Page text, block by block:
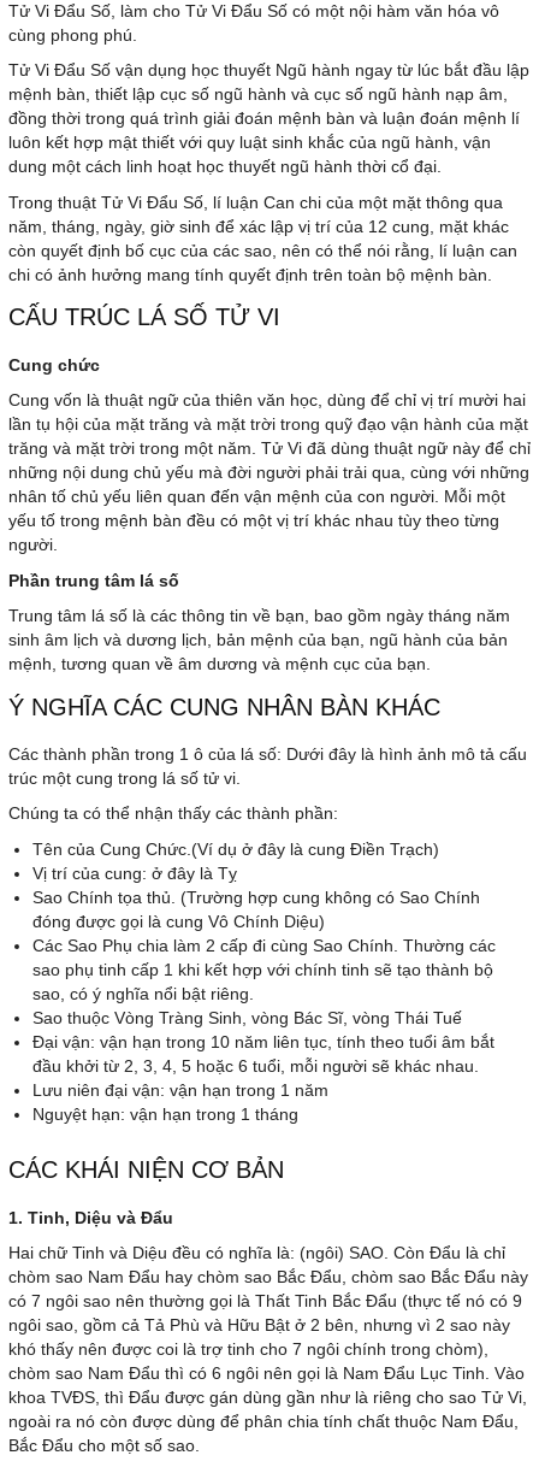
Tử Vi Đẩu Số, làm cho Tử Vi Đẩu Số có một nội hàm văn hóa vô
cùng phong phú.
Tử Vi Đẩu Số vận dụng học thuyết Ngũ hành ngay từ lúc bắt đầu lập
mệnh bàn, thiết lập cục số ngũ hành và cục số ngũ hành nạp âm,
đồng thời trong quá trình giải đoán mệnh bàn và luận đoán mệnh lí
luôn kết hợp mật thiết với quy luật sinh khắc của ngũ hành, vận
dung một cách linh hoạt học thuyết ngũ hành thời cổ đại.
Trong thuật Tử Vi Đẩu Số, lí luận Can chi của một mặt thông qua
năm, tháng, ngày, giờ sinh để xác lập vị trí của 12 cung, mặt khác
còn quyết định bố cục của các sao, nên có thể nói rằng, lí luận can
chi có ảnh hưởng mang tính quyết định trên toàn bộ mệnh bàn.
CẤU TRÚC LÁ SỐ TỬ VI
Cung chức
Cung vốn là thuật ngữ của thiên văn học, dùng để chỉ vị trí mười hai
lần tụ hội của mặt trăng và mặt trời trong quỹ đạo vận hành của mặt
trăng và mặt trời trong một năm. Tử Vi đã dùng thuật ngữ này để chỉ
những nội dung chủ yếu mà đời người phải trải qua, cùng với những
nhân tố chủ yếu liên quan đến vận mệnh của con người. Mỗi một
yếu tố trong mệnh bàn đều có một vị trí khác nhau tùy theo từng
người.
Phần trung tâm lá số
Trung tâm lá số là các thông tin về bạn, bao gồm ngày tháng năm
sinh âm lịch và dương lịch, bản mệnh của bạn, ngũ hành của bản
mệnh, tương quan về âm dương và mệnh cục của bạn.
Ý NGHĨA CÁC CUNG NHÂN BÀN KHÁC
Các thành phần trong 1 ô của lá số: Dưới đây là hình ảnh mô tả cấu
trúc một cung trong lá số tử vi.
Chúng ta có thể nhận thấy các thành phần:
Tên của Cung Chức.(Ví dụ ở đây là cung Điền Trạch)
Vị trí của cung: ở đây là Tỵ
Sao Chính tọa thủ. (Trường hợp cung không có Sao Chính
đóng được gọi là cung Vô Chính Diệu)
Các Sao Phụ chia làm 2 cấp đi cùng Sao Chính. Thường các
sao phụ tinh cấp 1 khi kết hợp với chính tinh sẽ tạo thành bộ
sao, có ý nghĩa nổi bật riêng.
Sao thuộc Vòng Tràng Sinh, vòng Bác Sĩ, vòng Thái Tuế
Đại vận: vận hạn trong 10 năm liên tục, tính theo tuổi âm bắt
đầu khởi từ 2, 3, 4, 5 hoặc 6 tuổi, mỗi người sẽ khác nhau.
Lưu niên đại vận: vận hạn trong 1 năm
Nguyệt hạn: vận hạn trong 1 tháng
CÁC KHÁI NIỆN CƠ BẢN
1. Tinh, Diệu và Đẩu
Hai chữ Tinh và Diệu đều có nghĩa là: (ngôi) SAO. Còn Đẩu là chỉ
chòm sao Nam Đẩu hay chòm sao Bắc Đẩu, chòm sao Bắc Đẩu này
có 7 ngôi sao nên thường gọi là Thất Tinh Bắc Đẩu (thực tế nó có 9
ngôi sao, gồm cả Tả Phù và Hữu Bật ở 2 bên, nhưng vì 2 sao này
khó thấy nên được coi là trợ tinh cho 7 ngôi chính trong chòm),
chòm sao Nam Đẩu thì có 6 ngôi nên gọi là Nam Đẩu Lục Tinh. Vào
khoa TVĐS, thì Đẩu được gán dùng gần như là riêng cho sao Tử Vi,
ngoài ra nó còn được dùng để phân chia tính chất thuộc Nam Đẩu,
Bắc Đẩu cho một số sao.